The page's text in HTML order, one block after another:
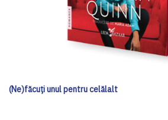
(Ne)făcuți unul pentru celălalt